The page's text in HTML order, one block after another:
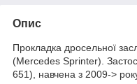
Опис
Прокладка дросельної
(Mercedes Sprinter).
651), навчена з 2009->